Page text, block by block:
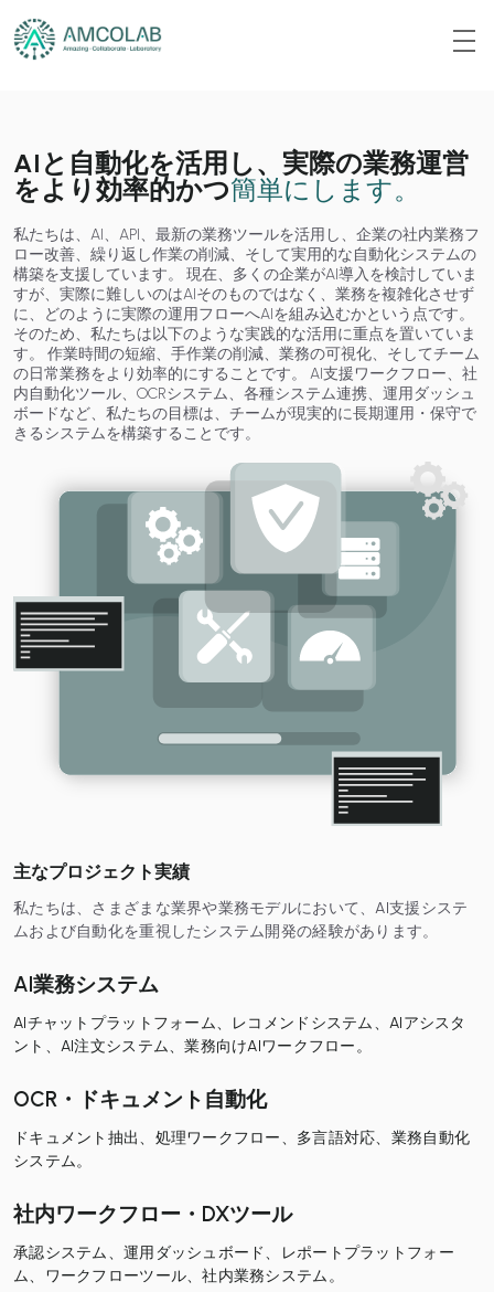
AIと自動化を活用し、実際の業務運営
をより効率的かつ簡単にします。
私たちは、AI、API、最新の業務ツールを活用し、企業の社内業務フ
ロー改善、繰り返し作業の削減、そして実用的な自動化システムの
構築を支援しています。 現在、多くの企業がAI導入を検討していま
すが、実際に難しいのはAIそのものではなく、業務を複雑化させず
に、どのように実際の運用フローへAIを組み込むかという点です。
そのため、私たちは以下のような実践的な活用に重点を置いていま
す。 作業時間の短縮、手作業の削減、業務の可視化、そしてチーム
の日常業務をより効率的にすることです。 AI支援ワークフロー、社
内自動化ツール、OCRシステム、各種システム連携、運用ダッシュ
ボードなど、私たちの目標は、チームが現実的に長期運用・保守で
きるシステムを構築することです。
主なプロジェクト実績
私たちは、さまざまな業界や業務モデルにおいて、AI支援システ
ムおよび自動化を重視したシステム開発の経験があります。
AI業務システム
AIチャットプラットフォーム、レコメンドシステム、AIアシスタ
ント、AI注文システム、業務向けAIワークフロー。
OCR・ドキュメント自動化
ドキュメント抽出、処理ワークフロー、多言語対応、業務自動化
システム。
社内ワークフロー・DXツール
承認システム、運用ダッシュボード、レポートプラットフォー
ム、ワークフローツール、社内業務システム。